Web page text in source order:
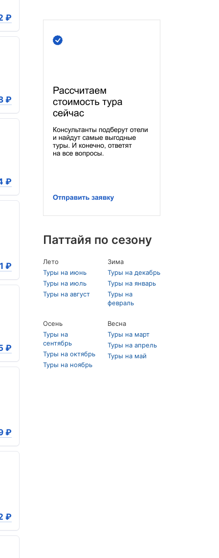
₽
₽
₽
₽
₽
₽
₽
Паттайя по сезону
Лето
Туры на июнь
Туры на июль
Туры на август
Зима
Туры на декабрь
Туры на январь
Туры на
февраль
Осень
Туры на
сентябрь
Туры на октябрь
Туры на ноябрь
Весна
Туры на март
Туры на апрель
Туры на май